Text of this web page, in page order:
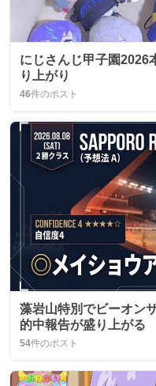
にじさんじ甲子園2026
り上がり
46件のポスト
藻岩山特別でビーオン
的中報告が盛り上がる
54件のポスト